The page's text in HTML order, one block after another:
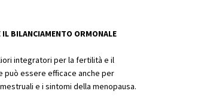
BILANCIAMENTO ORMONALE
integratori per la fertilità e il
può essere efficace anche per
e i sintomi della menopausa.